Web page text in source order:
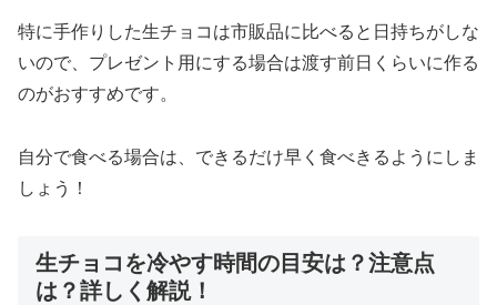
特に手作りした生チョコは市販品に比べると日持ちがしな
いので、プレゼント用にする場合は渡す前日くらいに作る
のがおすすめです。
自分で食べる場合は、できるだけ早く食べきるようにしま
しょう！
生チョコを冷やす時間の目安は？注意点
は？詳しく解説！